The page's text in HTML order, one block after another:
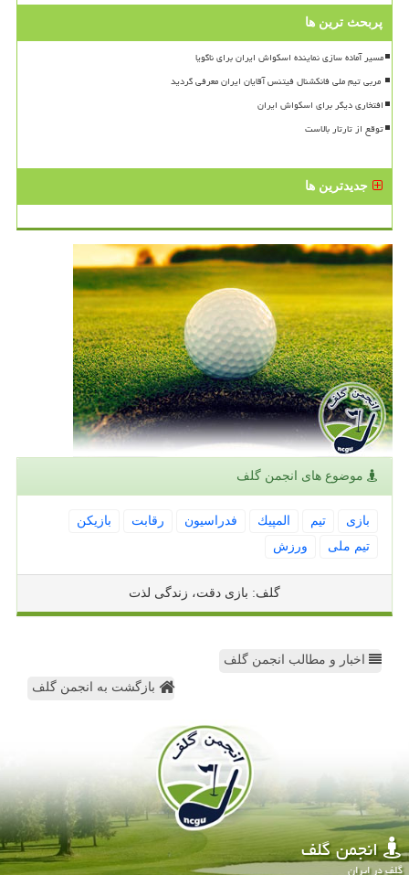
پربحث ترین ها
مسیر آماده سازی نماینده اسکواش ایران برای ناگویا
افتخاری دیگر برای اسکواش ایران
توقع از تارتار بالاست
جدیدترین ها
موضوع های انجمن گلف
بازی تیم المپیك فدراسیون رقابت
بازیكن
تیم ملی
ورزش
گلف: بازی دقت، زندگی لذت
اخبار و مطالب انجمن گلف
بازگشت به انجمن گلف
انجمن گلف
گلف در ایران